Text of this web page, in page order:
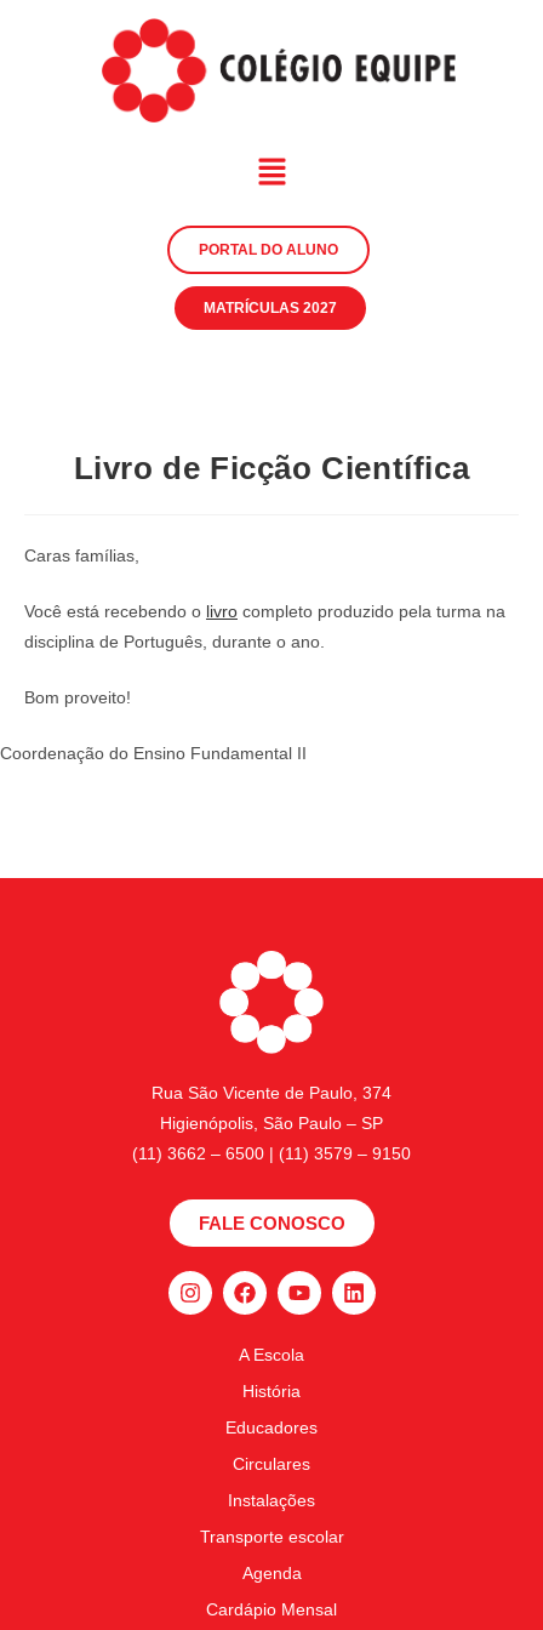
PORTAL DO ALUNO
MATRÍCULAS 2027
Livro de Ficção Científica
Caras famílias,
Você está recebendo o livro completo produzido pela turma na
disciplina de Português, durante o ano.
Bom proveito!
Coordenação do Ensino Fundamental II
Rua São Vicente de Paulo, 374
Higienópolis, São Paulo – SP
(11) 3662 – 6500 | (11) 3579 – 9150
FALE CONOSCO
A Escola
História
Educadores
Circulares
Instalações
Transporte escolar
Agenda
Cardápio Mensal